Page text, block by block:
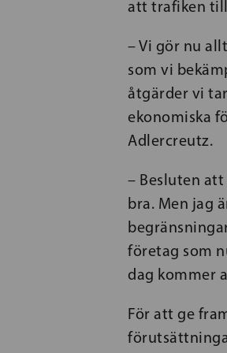
att trafiken till
– Vi gör nu
som vi
åtgärder vi
ekonomiska
Adlercreutz.
– Besluten
bra. Men jag
företag som
dag kommer
För att ge